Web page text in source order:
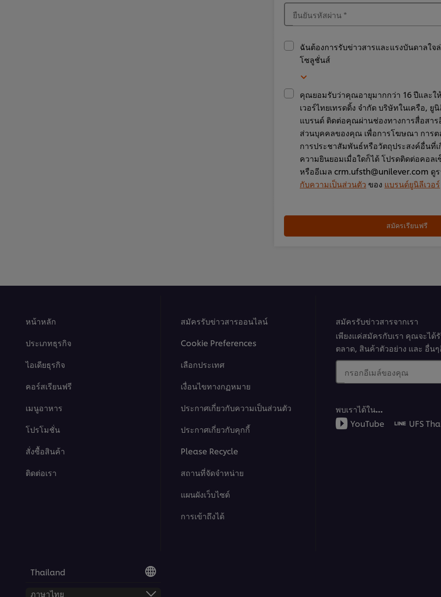
ยืนยันรหัสผ่าน *
ฉันต้องการรับข่าวสารและแรงบันดาลใจ
โซลูชั่นส์
คุณยอมรับว่าคุณอายุมากกว่า 16 ปีและใ
เวอร์ไทยเทรดดิ้ง จำกัด บริษัทในเครือ, ยู
แบรนด์ ติดต่อคุณผ่านช่องทางการสื่อสา
ส่วนบุคคลของคุณ เพื่อการโฆษณา การต
การประชาสัมพันธ์หรือวัตถุประสงค์อื่นที่
ความยินยอมเมื่อใดก็ได้ โปรดติดต่อคอลเ
หรืออีเมล crm.ufsth@unilever.com ดูร
กับความเป็นส่วนตัว ของ แบรนด์ยูนิลีเวอร์
สมัครเรียนฟรี
หน้าหลัก
ประเภทธุรกิจ
ไอเดียธุรกิจ
คอร์สเรียนฟรี
เมนูอาหาร
โปรโมชั่น
สั่งซื้อสินค้า
ติดต่อเรา
สมัครรับข่าวสารออนไลน์
Cookie Preferences
เลือกประเทศ
เงื่อนไขทางกฏหมาย
ประกาศเกี่ยวกับความเป็นส่วนตัว
ประกาศเกี่ยวกับคุกกี้
Please Recycle
สถานที่จัดจำหน่าย
แผนผังเว็บไซต์
การเข้าถึงได้
สมัครรับข่าวสารจากเรา
เพียงแค่สมัครกับเรา คุณจะไ
ตลาด, สินค้าตัวอย่าง และ อื่น
กรอกอีเมล์ของคุณ
พบเราได้ใน…
YouTube
UFS
Thailand